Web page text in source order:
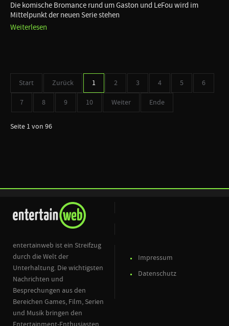
Die komische Bromance rund um Gaston und LeFou wird im
Mittelpunkt der neuen Serie stehen
Weiterlesen
Start Zurück 1 2 3 4 5 6
7 8 9 10 Weiter Ende
Seite 1 von 96
entertainweb ist ein Streifzug
durch die Welt der
Unterhaltung. Die wichtigsten
Nachrichten und
Besprechungen aus den
Bereichen Games, Film, Serien
und Musik bringen den
Impressum
Datenschutz